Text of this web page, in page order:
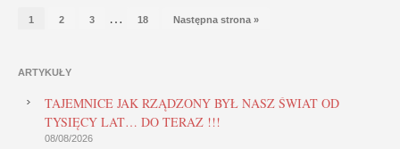
1 2 3 … 18 Następna strona »
ARTYKUŁY
TAJEMNICE JAK RZĄDZONY BYŁ NASZ ŚWIAT OD
TYSIĘCY LAT… DO TERAZ !!!
08/08/2026